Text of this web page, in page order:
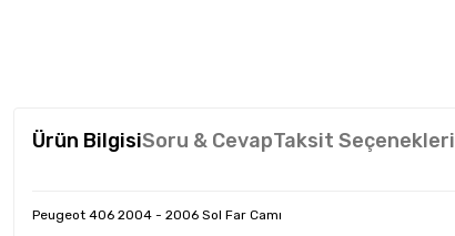
Ürün BilgisiSoru & CevapTaksit Seçenekleri
Peugeot 406 2004 - 2006 Sol Far Camı